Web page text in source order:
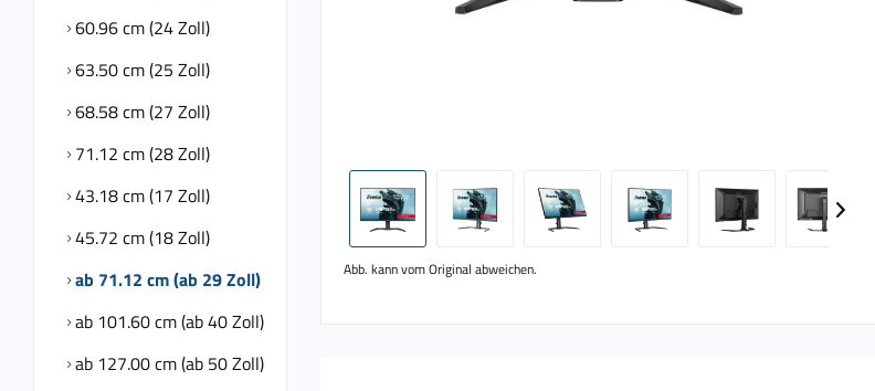
60.96 cm (24 Zoll)
63.50 cm (25 Zoll)
68.58 cm (27 Zoll)
71.12 cm (28 Zoll)
43.18 cm (17 Zoll)
45.72 cm (18 Zoll)
ab 71.12 cm (ab 29 Zoll)
ab 101.60 cm (ab 40 Zoll)
ab 127.00 cm (ab 50 Zoll)
Abb. kann vom Original abweichen.